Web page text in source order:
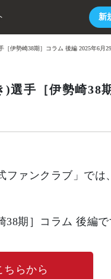
新
伊勢崎38期］コラム 後編 2025年6月
手［伊勢崎38期
ファンクラブ」で
期］コラム 後編で
ちらから